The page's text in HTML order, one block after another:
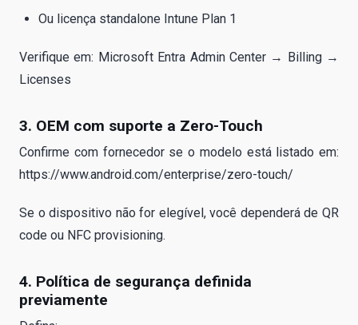
Ou licença standalone Intune Plan 1
Verifique em: Microsoft Entra Admin Center → Billing →
Licenses
3. OEM com suporte a Zero-Touch
Confirme com fornecedor se o modelo está listado em:
https://www.android.com/enterprise/zero-touch/
Se o dispositivo não for elegível, você dependerá de QR
code ou NFC provisioning.
4. Política de segurança definida
previamente